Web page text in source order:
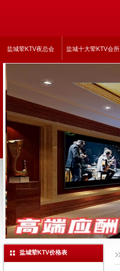
盐城荤KTV夜总会 盐城十大荤KTV会所
盐城荤KTV价格表